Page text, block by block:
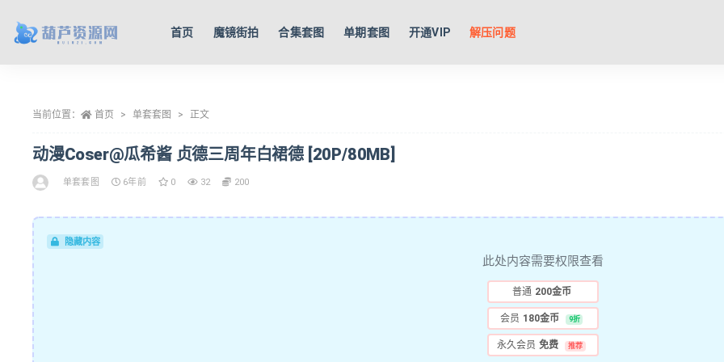
首页 魔镜街拍 合集套图 单期套图 开通VIP 解压问题
当前位置： 首页 单套套图 正文
动漫Coser@瓜希酱 贞德三周年白裙德 [20P/80MB]
单套套图 6年前 0 32 200
隐藏内容
此处内容需要权限查看
普通 200金币
会员 180金币 9折
永久会员 免费 推荐
全部